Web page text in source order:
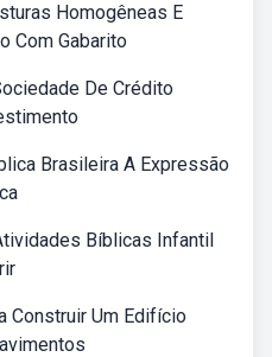
Homogêneas E
Com Gabarito
De Crédito
Brasileira A Expressão
Bíblicas Infantil
Construir Um Edifício